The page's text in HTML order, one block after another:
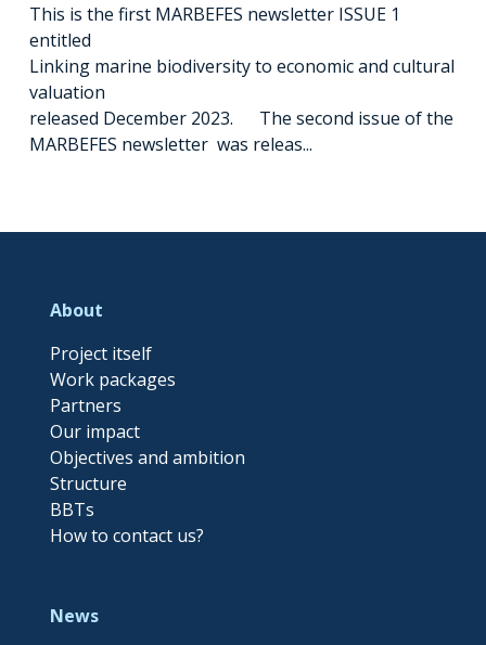
This is the first MARBEFES newsletter ISSUE 1
entitled
Linking marine biodiversity to economic and cultural
valuation
released December 2023. The second issue of the
MARBEFES newsletter was releas...
About
Project itself
Work packages
Partners
Our impact
Objectives and ambition
Structure
BBTs
How to contact us?
News